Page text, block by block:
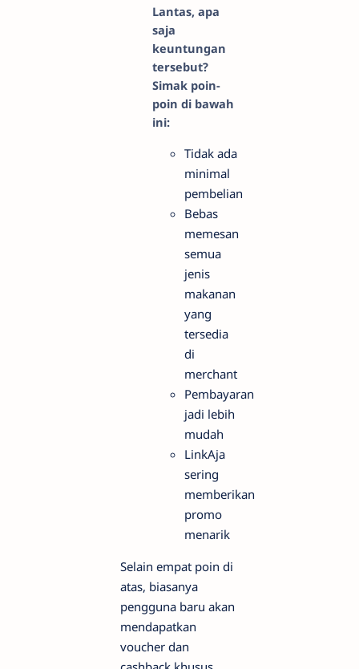
Lantas, apa
saja
keuntungan
tersebut?
Simak poin-
poin di bawah
ini:
Tidak ada
minimal
pembelian
Bebas
memesan
semua
jenis
makanan
yang
tersedia
di
merchant
Pembayaran
jadi lebih
mudah
LinkAja
sering
memberikan
promo
menarik
Selain empat poin di
atas, biasanya
pengguna baru akan
mendapatkan
voucher dan